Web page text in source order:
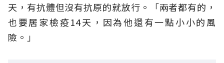
天，有抗體但沒有抗原的就放行。「兩者都有的，
也要居家檢疫14天，因為他還有一點小小的風
險。」